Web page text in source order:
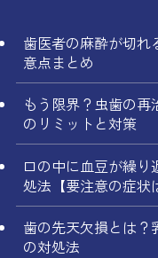
歯医者の麻酔が切れ
意点まとめ
もう限界？虫歯の
のリミットと対策
口の中に血豆が繰
処法【要注意の症状
歯の先天欠損とは？
の対処法